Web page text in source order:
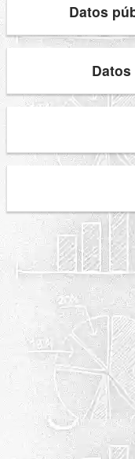
Datos